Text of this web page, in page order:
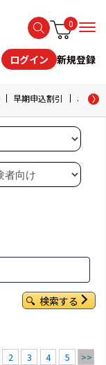
0
ログイン 新規登録
早期申込割引 おため
検索する
2 3 4 5 >>